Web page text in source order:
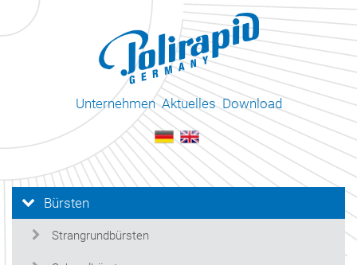
Unternehmen Aktuelles Download
Bürsten
Strangrundbürsten